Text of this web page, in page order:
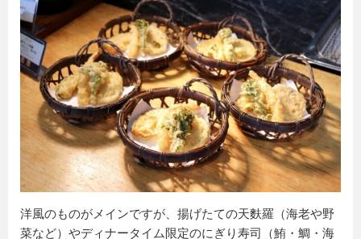
洋風のものがメインですが、揚げたての天麩羅（海老や野
菜など）やディナータイム限定のにぎり寿司（鮪・鯛・海